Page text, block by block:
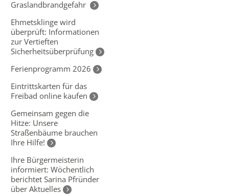
Graslandbrandgefahr
Ehmetsklinge wird
überprüft: Informationen
zur Vertieften
Sicherheitsüberprüfung
Ferienprogramm 2026
Eintrittskarten für das
Freibad online kaufen
Gemeinsam gegen die
Hitze: Unsere
Straßenbäume brauchen
Ihre Hilfe!
Ihre Bürgermeisterin
informiert: Wöchentlich
berichtet Sarina Pfründer
über Aktuelles